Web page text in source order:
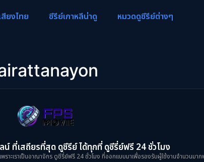
ยงไทย ซีรีย์เกาหลีน่าดู
หมวดดูซีรีย์ต่างๆ
น์ ที่เสถียรที่สุด ดูซีรีย์ ได้ทุกที่ ดูซีรี่ย์ฟรี 24 ชั่วโมง
ะเราเป็นอาณาจักร ดูซีรี่ย์ฟรี 24 ชั่วโมง ที่ออกแบบมาเพื่อรองรับผู้ใช้งานจำนวนม